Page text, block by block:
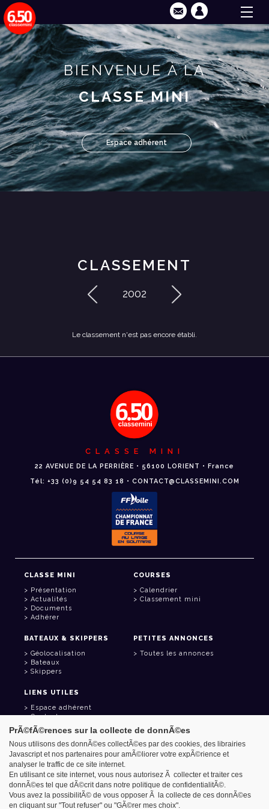
BIENVENUE À LA
CLASSE MINI
Espace adhérent
CLASSEMENT
2002
Le classement n'est pas encore établi.
CLASSE MINI
22 AVENUE DE LA PERRIÈRE • 56100 LORIENT • France
Tél: +33 (0)9 54 54 83 18 • CONTACT@CLASSEMINI.COM
CLASSE MINI
Présentation
Actualités
Documents
Adhérer
COURSES
Calendrier
Classement mini
BATEAUX & SKIPPERS
Géolocalisation
Bateaux
Skippers
PETITES ANNONCES
Toutes les annonces
LIENS UTILES
Espace adhérent
Contact
Carnet d'adresses
Goodies
Azimut - Créateur de solutions numériques
Mentions légales
PrÃ©fÃ©rences sur la collecte de donnÃ©es
Nous utilisons des donnÃ©es collectÃ©es par des cookies, des librairies
Javascript et nos partenaires pour amÃ©liorer votre expÃ©rience et
analyser le traffic de ce site internet.
En utilisant ce site internet, vous nous autorisez Ã collecter et traiter ces
donnÃ©es tel que dÃ©crit dans notre politique de confidentialitÃ©.
Vous avez la possibilitÃ© de vous opposer Ã la collecte de ces donnÃ©es
en cliquant sur "Tout refuser" ou "GÃ©rer mes choix".